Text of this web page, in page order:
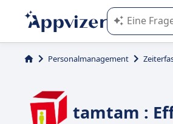
Die KI von
Personalmanagement
tamtam :